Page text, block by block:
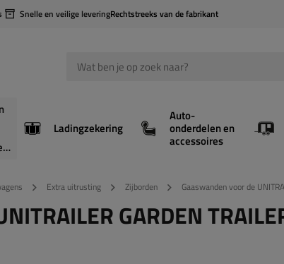
Snelle en veilige leveringRechtstreeks van de fabrikant
aanhangwagens
Ladingzekering
Auto-
onderdelen en
accessoires
Extra uitrusting Zijborden Gaaswanden voor de
GARDEN